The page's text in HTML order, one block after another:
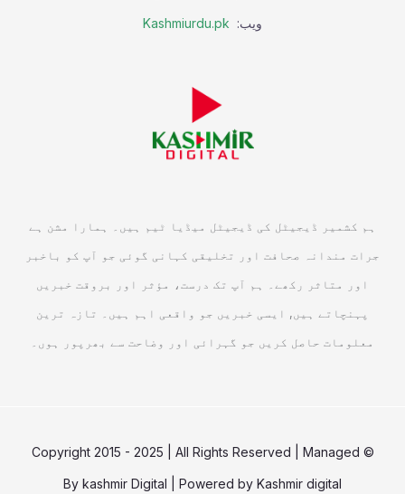
ویب: Kashmiurdu.pk
ہم کشمیر ڈیجیٹل کی ڈیجیٹل میڈیا ٹیم ہیں۔ ہمارا مشن ہے
جرات مندانہ صحافت اور تخلیقی کہانی گوئی جو آپ کو باخبر
اور متاثر رکھے۔ ہم آپ تک درست، مؤثر اور بروقت خبریں
پہنچاتے ہیں, ایسی خبریں جو واقعی اہم ہیں۔ تازہ ترین
معلومات حاصل کریں جو گہرائی اور وضاحت سے بھرپور ہوں۔
© Copyright 2015 - 2025 | All Rights Reserved | Managed
By kashmir Digital | Powered by Kashmir digital